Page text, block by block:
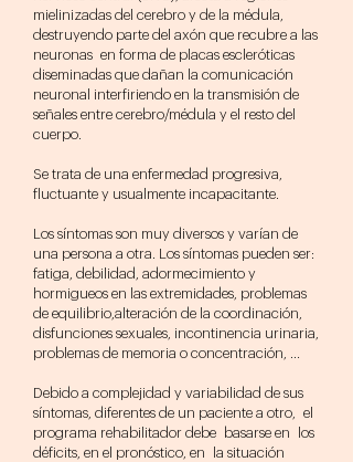
mielinizadas del cerebro y de la médula,
destruyendo parte del axón que recubre a las
neuronas en forma de placas escleróticas
diseminadas que dañan la comunicación
neuronal interfiriendo en la transmisión de
señales entre cerebro/médula y el resto del
cuerpo.
Se trata de una enfermedad progresiva,
fluctuante y usualmente incapacitante.
Los síntomas son muy diversos y varían de
una persona a otra. Los síntomas pueden ser:
fatiga, debilidad, adormecimiento y
hormigueos en las extremidades, problemas
de equilibrio,alteración de la coordinación,
disfunciones sexuales, incontinencia urinaria,
problemas de memoria o concentración, …
Debido a complejidad y variabilidad de sus
síntomas, diferentes de un paciente a otro, el
programa rehabilitador debe basarse en los
déficits, en el pronóstico, en la situación